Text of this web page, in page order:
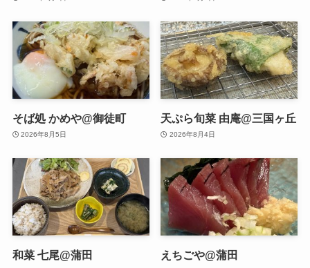
そば処 かめや@御徒町
2026年8月5日
天ぷら旬菜 由庵@三国ヶ丘
2026年8月4日
和菜 七尾@蒲田 えちごや@蒲田